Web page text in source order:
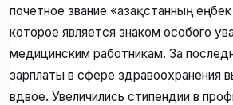
почетное звание «Қазақстанның еңбек
которое является знаком особого
медицинским работникам. За
зарплаты в сфере здравоохранения
вдвое. Увеличились стипендии в